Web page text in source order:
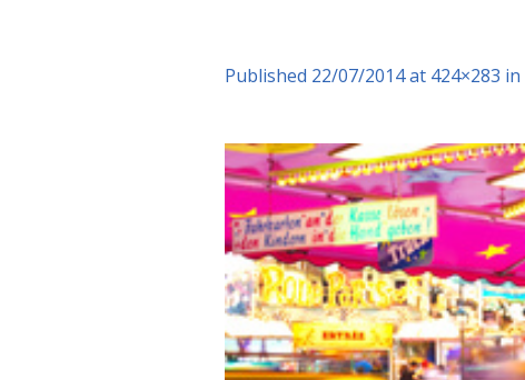
Published 22/07/2014at 424×283 in